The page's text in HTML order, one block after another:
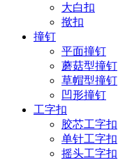
大白扣
揿扣
撞钉
平面撞钉
蘑菇型撞钉
草帽型撞钉
凹形撞钉
工字扣
胶芯工字扣
单针工字扣
摇头工字扣